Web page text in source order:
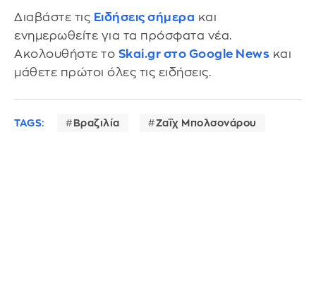
Διαβάστε τις Ειδήσεις σήμερα και
ενημερωθείτε για τα πρόσφατα νέα.
Ακολουθήστε το Skai.gr στο Google News και
μάθετε πρώτοι όλες τις ειδήσεις.
TAGS: Βραζιλία Ζαΐχ Μπολσονάρου